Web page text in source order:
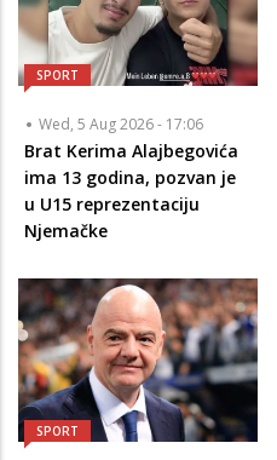
SPORT
Wed, 5 Aug 2026 - 17:06
Brat Kerima Alajbegovića
ima 13 godina, pozvan je
u U15 reprezentaciju
Njemačke
SPORT